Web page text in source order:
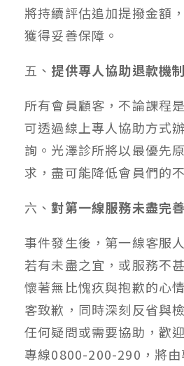
將持續評估追加提撥金額
獲得妥善保障。
五、 提供專人協助退款機制
所有會員顧客，不論課程
可透過線上專人協助方式
詢。光澤診所將以最優先
求，盡可能降低會員們的
六、對第一線服務未盡完
事件發生後，第一線客服
若有未盡之宜，或服務不
懷著無比愧疚與抱歉的心
客致歉，同時深刻反省與
任何疑問或需要協助，歡
專線0800-200-290，將